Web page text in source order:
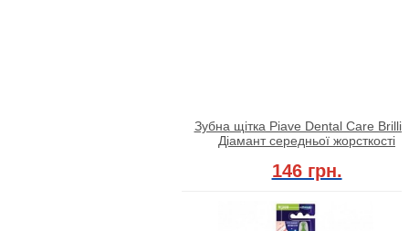
Зубна щітка Piave Dental Care
Діамант середньої жорсткості
146 грн.